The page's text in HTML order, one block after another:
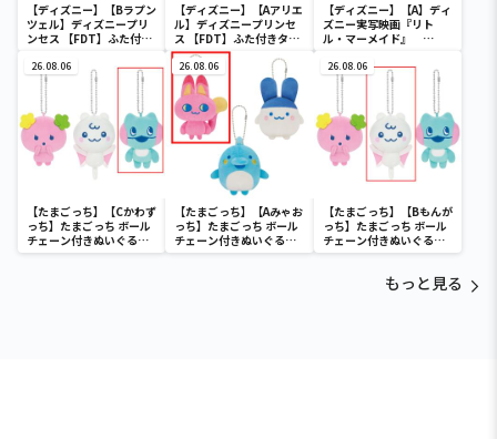
【ディズニー】【Bラプン
ツェル】ディズニープリ
ンセス 【FDT】ふた付き
【ディズニー】【Aアリエ
ル】ディズニープリンセ
ス 【FDT】ふた付きタン
ブラー
【ディズニー】【A】ディ
ズニー実写映画『リト
ル・マーメイド』
チェアー
26.08.06
【たまごっち】【Cかわず
っち】たまごっち ボール
チェーン付きぬいぐるみ
～Tamagotchi
26.08.06
【たまごっち】【Aみゃお
っち】たまごっち ボール
チェーン付きぬいぐるみ
～Tamagotchi
26.08.06
【たまごっち】【Bもんが
っち】たまごっち ボール
チェーン付きぬいぐるみ
～Tamagotchi
もっと見る